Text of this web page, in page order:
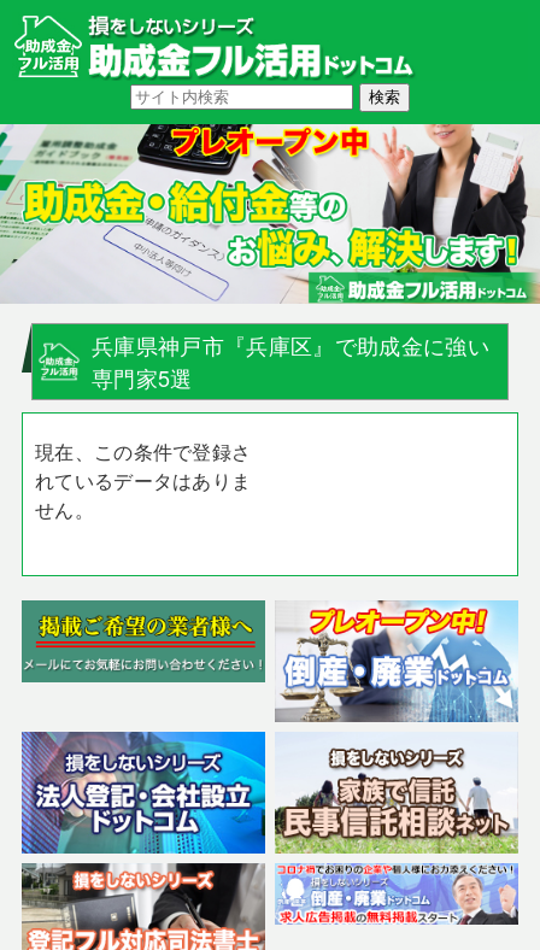
兵庫県神戸市『兵庫区』で助成金に強い
専門家5選
現在、この条件で登録さ
れているデータはありま
せん。